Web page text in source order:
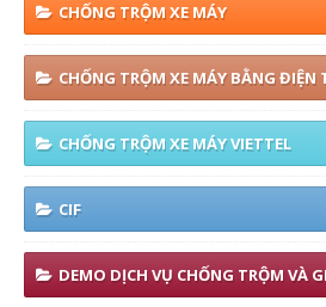
CHỐNG TRỘM XE MÁY
CHỐNG TRỘM XE MÁY BẰNG ĐIỆN
CHỐNG TRỘM XE MÁY VIETTEL
CIF
DEMO DỊCH VỤ CHỐNG TRỘM VÀ